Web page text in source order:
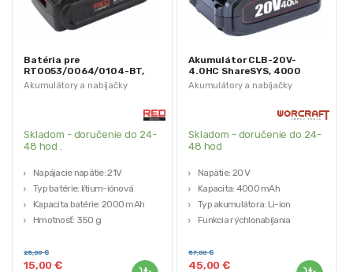
Akumulátory a nabíjačky
Batéria pre
RT0053/0064/0104-BT,
21V | RED TECHNIC
Skladom - doručenie do 24-
48 hod .
Napájacie napätie: 21V
Typ batérie: lítium-iónová
Kapacita batérie: 2000 mAh
Hmotnosť: 350 g
15,00€
25,00€
Akumulátory a nabíjačky
Akumulátor CLB-20V-
4.0HC ShareSYS, 4000
mAh, S20Li,
rýchlonabíjanie | Worcraft
Skladom - doručenie do 24-
48 hod
Napätie: 20 V
Kapacita: 4000 mAh
Typ akumulátora: Li-ion
Funkcia rýchlonabíjania
45,00€
57,00€